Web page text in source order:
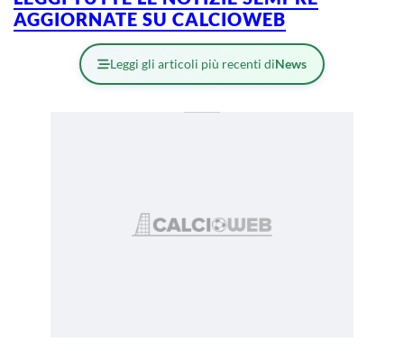
AGGIORNATE SU CALCIOWEB
Leggi gli articoli più recenti diNews